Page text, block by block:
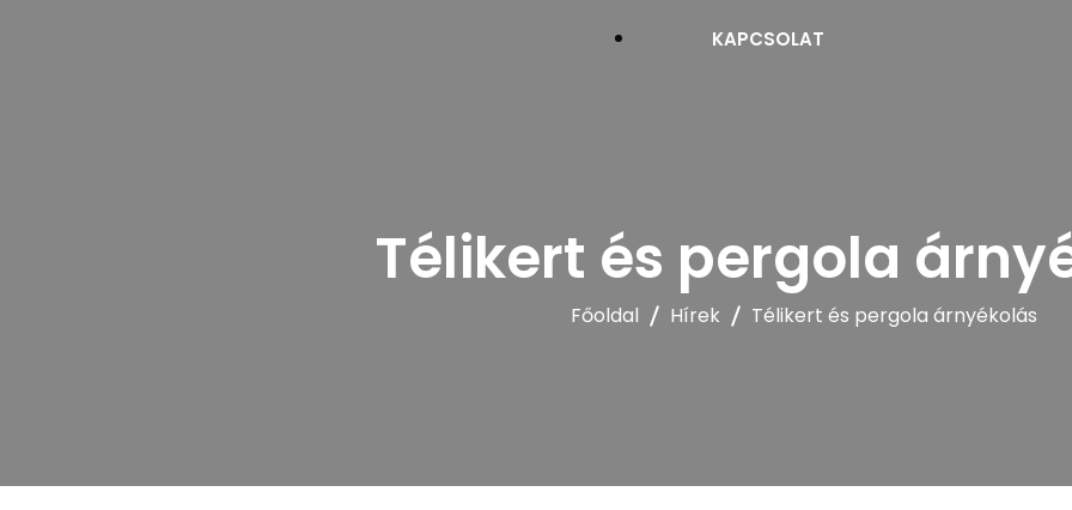
ZSALUZIAKAPCSOLAT
Télikert és pergola
Főoldal Hírek Télikert és pergola árnyékolás